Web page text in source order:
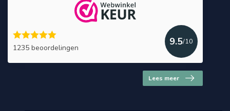
1235 beoordelingen
9.5/10
Lees meer